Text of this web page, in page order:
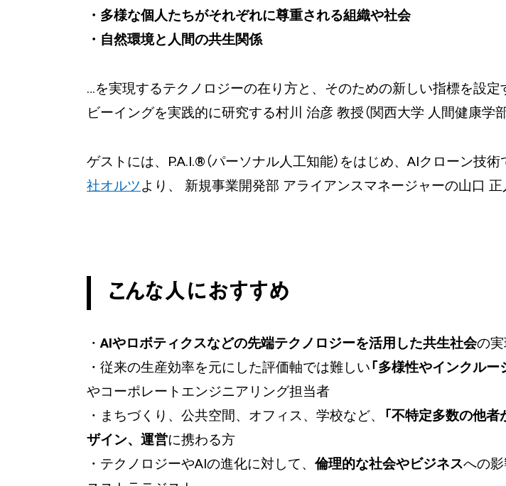
・多様な個人たちがそれぞれに尊重される組織や社会
・自然環境と人間の共生関係
…を実現するテクノロジーの在り方と、そのための新しい指標を設定
ビーイングを実践的に研究する村川 治彦 教授（関西大学 人間健康学
ゲストには、P.A.I.®️（パーソナル人工知能）をはじめ、AIクローン技
社オルツより、 新規事業開発部 アライアンスマネージャーの山口 正
こんな人におすすめ
・AIやロボティクスなどの先端テクノロジーを活用した共生社会の
・従来の生産効率を元にした評価軸では難しい「多様性やインクル
やコーポレートエンジニアリング担当者
・まちづくり、公共空間、オフィス、学校など、
「不特定多数の他
ザイン、運営に携わる方
・テクノロジーやAIの進化に対して、 倫理的な社会やビジネスへの